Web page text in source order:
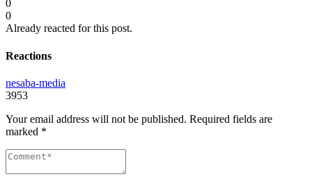
0
0
Already reacted for this post.
Reactions
nesaba-media
3953
Your email address will not be published. Required fields are
marked *